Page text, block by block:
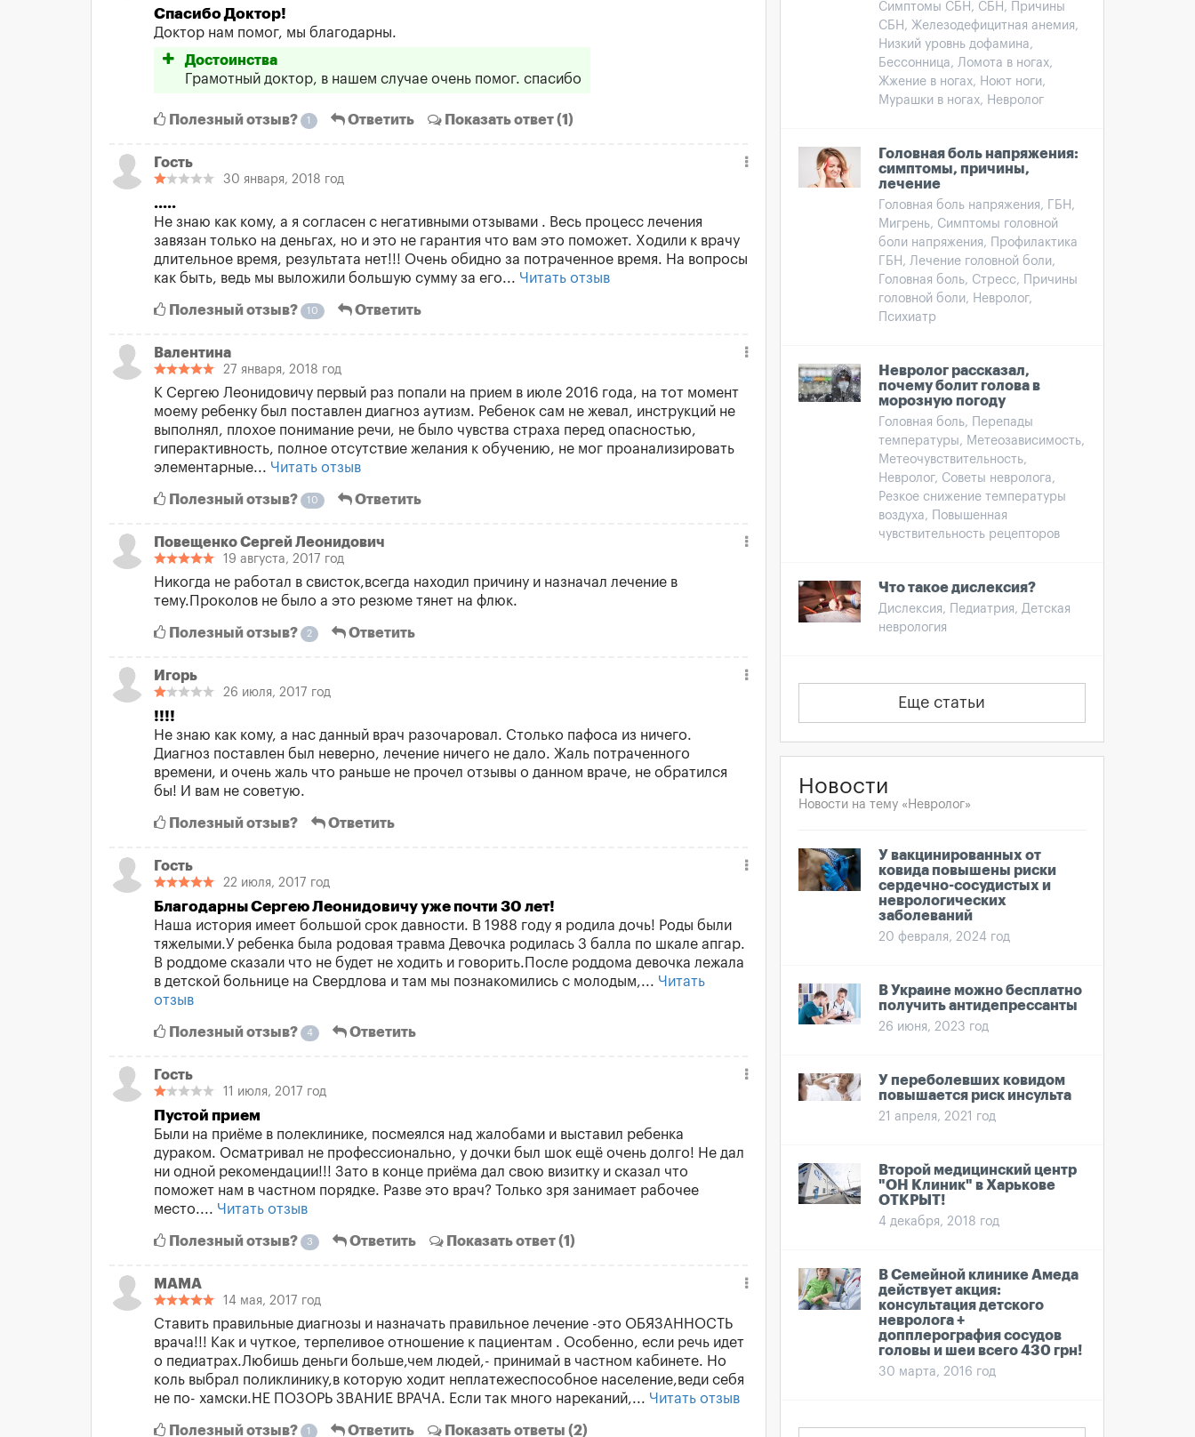
Спасибо Доктор!
Доктор нам помог, мы благодарны.
Достоинства
Грамотный доктор, в нашем случае очень помог. спасибо
Полезный отзыв? 1 Ответить Показатьответ (1)
Гость
30 января, 2018 год
.....
Не знаю как кому, а я согласен с негативными отзывами . Весь процесс лечения
завязан только на деньгах, но и это не гарантия что вам это поможет. Ходили к врачу
длительное время, результата нет!!! Очень обидно за потраченное время. На вопросы
как быть, ведь мы выложили большую сумму за его... Читать отзыв
Полезный отзыв? 10 Ответить
Валентина
27 января, 2018 год
К Сергею Леонидовичу первый раз попали на прием в июле 2016 года, на тот момент
моему ребенку был поставлен диагноз аутизм. Ребенок сам не жевал, инструкций не
выполнял, плохое понимание речи, не было чувства страха перед опасностью,
гиперактивность, полное отсутствие желания к обучению, не мог проанализировать
элементарные... Читать отзыв
Полезный отзыв? 10 Ответить
Повещенко Сергей Леонидович
19 августа, 2017 год
Никогда не работал в свисток,всегда находил причину и назначал лечение в
тему.Проколов не было а это резюме тянет на флюк.
Полезный отзыв? 2 Ответить
Игорь
26 июля, 2017 год
!!!!
Не знаю как кому, а нас данный врач разочаровал. Столько пафоса из ничего.
Диагноз поставлен был неверно, лечение ничего не дало. Жаль потраченного
времени, и очень жаль что раньше не прочел отзывы о данном враче, не обратился
бы! И вам не советую.
Полезный отзыв? Ответить
Гость
22 июля, 2017 год
Благодарны Сергею Леонидовичу уже почти 30 лет!
Наша история имеет большой срок давности. В 1988 году я родила дочь! Роды были
тяжелыми.У ребенка была родовая травма Девочка родилась 3 балла по шкале апгар.
В роддоме сказали что не будет не ходить и говорить.После роддома девочка лежала
в детской больнице на Свердлова и там мы познакомились с молодым,... Читать
отзыв
Полезный отзыв? 4 Ответить
Гость
11 июля, 2017 год
Пустой прием
Были на приёме в полеклинике, посмеялся над жалобами и выставил ребенка
дураком. Осматривал не профессионально, у дочки был шок ещё очень долго! Не дал
ни одной рекомендации!!! Зато в конце приёма дал свою визитку и сказал что
поможет нам в частном порядке. Разве это врач? Только зря занимает рабочее
место.... Читать отзыв
Полезный отзыв? 3 Ответить Показатьответ (1)
МАМА
14 мая, 2017 год
Ставить правильные диагнозы и назначать правильное лечение -это ОБЯЗАННОСТЬ
врача!!! Как и чуткое, терпеливое отношение к пациентам . Особенно, если речь идет
о педиатрах.Любишь деньги больше,чем людей,- принимай в частном кабинете. Но
коль выбрал поликлинику,в которую ходит неплатежеспособное население,веди себя
не по- хамски.НЕ ПОЗОРЬ ЗВАНИЕ ВРАЧА. Если так много нареканий,... Читать отзыв
Полезный отзыв? 1 Ответить Показатьответы (2)
Симптомы СБН, СБН, Причины
СБН, Железодефицитная анемия,
Низкий уровнь дофамина,
Бессонница, Ломота в ногах,
Жжение в ногах, Ноют ноги,
Мурашки в ногах, Невролог
Головная боль напряжения:
симптомы, причины,
лечение
Головная боль напряжения, ГБН,
Мигрень, Симптомы головной
боли напряжения, Профилактика
ГБН, Лечение головной боли,
Головная боль, Стресс, Причины
головной боли, Невролог,
Психиатр
Невролог рассказал,
почему болит голова в
морозную погоду
Головная боль, Перепады
температуры, Метеозависимость,
Метеочувствительность,
Невролог, Советы невролога,
Резкое снижение температуры
воздуха, Повышенная
чувствительность рецепторов
Что такое дислексия?
Дислексия, Педиатрия, Детская
неврология
Еще статьи
Новости
Новости на тему «Невролог»
У вакцинированных от
ковида повышены риски
сердечно-сосудистых и
неврологических
заболеваний
20 февраля, 2024 год
В Украине можно бесплатно
получить антидепрессанты
26 июня, 2023 год
У переболевших ковидом
повышается риск инсульта
21 апреля, 2021 год
Второй медицинский центр
"ОН Клиник" в Харькове
ОТКРЫТ!
4 декабря, 2018 год
В Семейной клинике Амеда
действует акция:
консультация детского
невролога +
допплерография сосудов
головы и шеи всего 430 грн!
30 марта, 2016 год